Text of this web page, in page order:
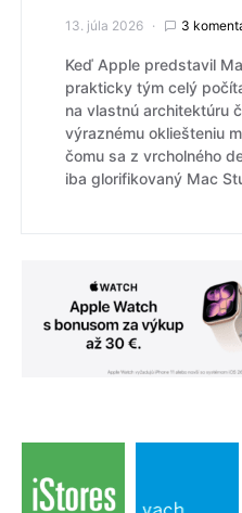
13. júla 2026 3
Keď Apple predstavil
prakticky tým celý
na vlastnú architektúru
výraznému okliešteniu
čomu sa z vrcholného
iba glorifikovaný Mac